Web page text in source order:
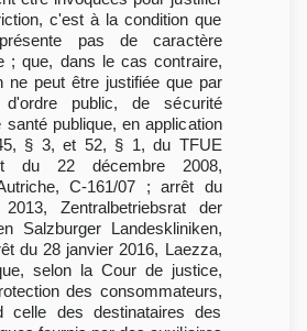
c'est à la condition que
pas de caractère
; que, dans le cas contraire,
ne peut être justifiée que par
public, de sécurité
santé publique, en application
§ 3, et 52, § 1, du TFUE
du 22 décembre 2008,
C-161/07 ; arrêt du
Zentralbetriebsrat der
Salzburger Landeskliniken,
du 28 janvier 2016, Laezza,
selon la Cour de justice,
des consommateurs,
celle des destinataires des